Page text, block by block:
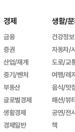
경제
금융
증권
산업/재계
중기/벤처
부동산
글로벌경제
생활경제
경제일반
생활/
건강정보
자동차/
도로/교
여행/레
음식/맛
패션/뷰
공연/전
책